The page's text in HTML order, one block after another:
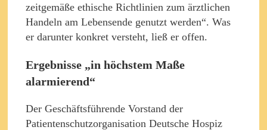
zeitgemäße ethische Richtlinien zum ärztlichen
Handeln am Lebensende genutzt werden“. Was
er darunter konkret versteht, ließ er offen.
Ergebnisse „in höchstem Maße
alarmierend“
Der Geschäftsführende Vorstand der
Patientenschutzorganisation Deutsche Hospiz